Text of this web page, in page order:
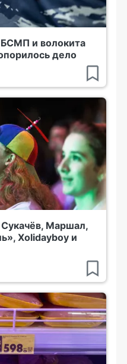
и волокита
дело
Маршал,
Xolidayboy и